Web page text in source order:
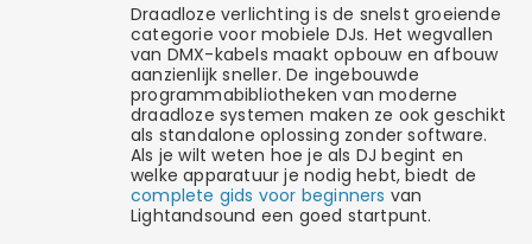
Draadloze verlichting is de snelst groeiende
categorie voor mobiele DJs. Het wegvallen
van DMX-kabels maakt opbouw en afbouw
aanzienlijk sneller. De ingebouwde
programmabibliotheken van moderne
draadloze systemen maken ze ook geschikt
als standalone oplossing zonder software.
Als je wilt weten hoe je als DJ begint en
welke apparatuur je nodig hebt, biedt de
complete gids voor beginners van
Lightandsound een goed startpunt.